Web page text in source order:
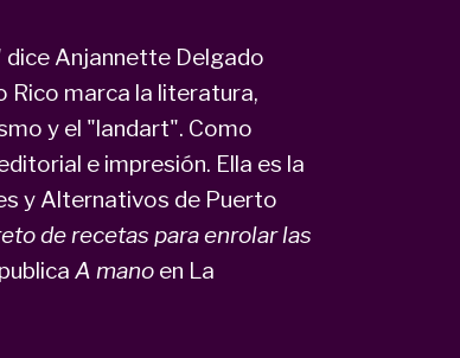
dice Anjannette Delgado
Rico marca la literatura,
y el "landart". Como
e impresión. Ella es la
y Alternativos de Puerto
de recetas para enrolar las
A mano en La